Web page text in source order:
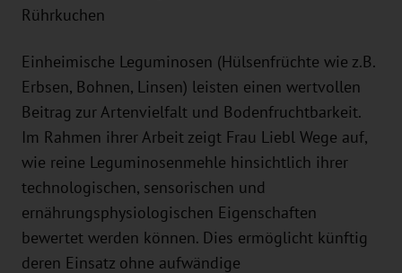
Rührkuchen
Einheimische Leguminosen (Hülsenfrüchte wie z.B.
Erbsen, Bohnen, Linsen) leisten einen wertvollen
Beitrag zur Artenvielfalt und Bodenfruchtbarkeit.
Im Rahmen ihrer Arbeit zeigt Frau Liebl Wege auf,
wie reine Leguminosenmehle hinsichtlich ihrer
technologischen, sensorischen und
ernährungsphysiologischen Eigenschaften
bewertet werden können. Dies ermöglicht künftig
deren Einsatz ohne aufwändige